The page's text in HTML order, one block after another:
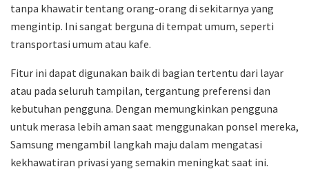
tanpa khawatir tentang orang-orang di sekitarnya yang
mengintip. Ini sangat berguna di tempat umum, seperti
transportasi umum atau kafe.
Fitur ini dapat digunakan baik di bagian tertentu dari layar
atau pada seluruh tampilan, tergantung preferensi dan
kebutuhan pengguna. Dengan memungkinkan pengguna
untuk merasa lebih aman saat menggunakan ponsel mereka,
Samsung mengambil langkah maju dalam mengatasi
kekhawatiran privasi yang semakin meningkat saat ini.